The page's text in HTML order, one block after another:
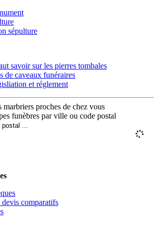
sépulture
savoir sur les pierres tombales
de caveaux funéraires
et réglement
proches de chez vous
funèbres par ville ou code postal
devis comparatifs